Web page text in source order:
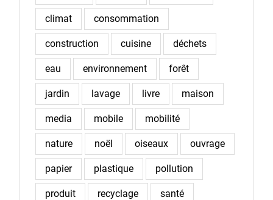
climat consommation
construction cuisine déchets
eau environnement forêt
jardin lavage livre maison
media mobile mobilité
nature noël oiseaux ouvrage
papier plastique pollution
produit recyclage santé